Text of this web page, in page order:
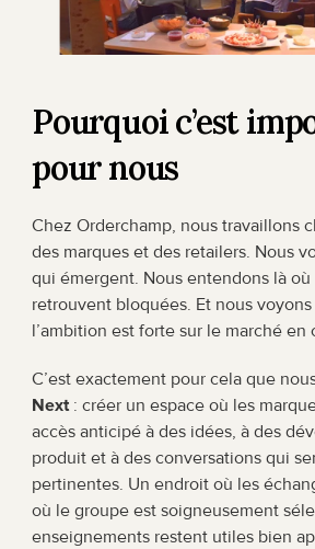
Pourquoi c’est
pour nous
Chez Orderchamp, nous travaillons
des marques et des retailers. Nous
qui émergent. Nous entendons là
retrouvent bloquées. Et nous
l’ambition est forte sur le marché en
C’est exactement pour cela que
Next : créer un espace où les
accès anticipé à des idées, à des
produit et à des conversations qui
pertinentes. Un endroit où les
où le groupe est soigneusement
enseignements restent utiles bien